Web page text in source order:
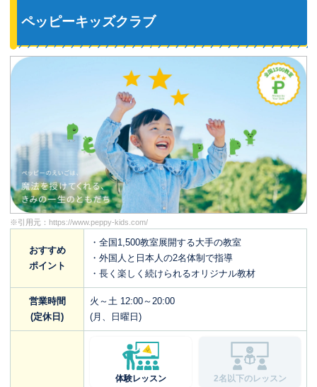
ペッピーキッズクラブ
※引用元： https://www.peppy-kids.com/
おすすめ
ポイント
・全国1,500教室展開する大手の教室
・外国人と日本人の2名体制で指導
・長く楽しく続けられるオリジナル教材
営業時間
(定休日)
火～土 12:00～20:00
(月、日曜日)
体験レッスン 2名以下のレッスン